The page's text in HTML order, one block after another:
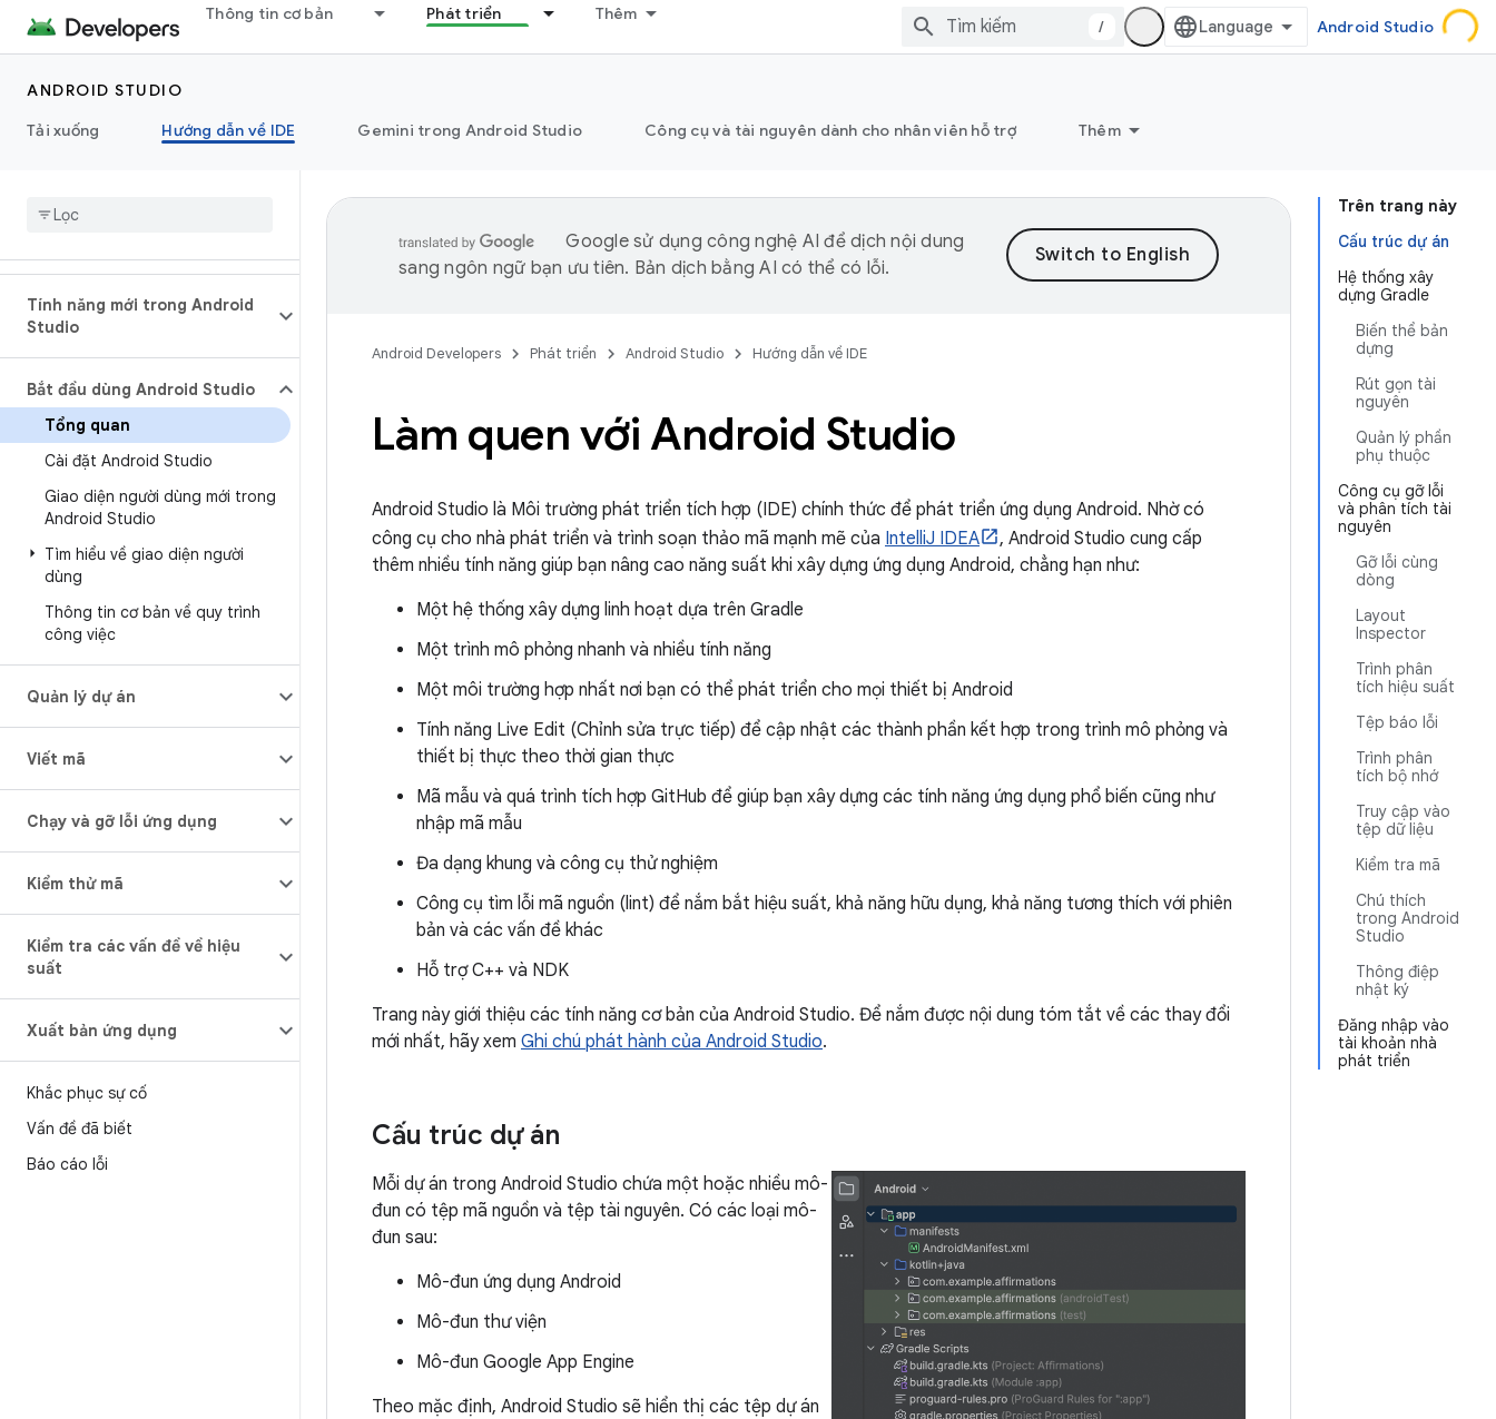
Thông tin cơ bản Phát triển Thêm
/ Android Studio
ANDROID STUDIO
Tải xuống
Hướng dẫn về IDE Gemini trong Android Studio Công cụ và tài nguyên dành cho nhân viên hỗ trợ Thêm
Tính năng mới trong Android
Studio
Bắt đầu dùng Android Studio
Tổng quan
Cài đặt Android Studio
Giao diện người dùng mới trong
Android Studio
Tìm hiểu về giao diện người
dùng
Thông tin cơ bản về quy trình
công việc
Quản lý dự án
Viết mã
Chạy và gỡ lỗi ứng dụng
Kiểm thử mã
Kiểm tra các vấn đề về hiệu
suất
Xuất bản ứng dụng
Khắc phục sự cố
Vấn đề đã biết
Báo cáo lỗi
Trên trang này
Cấu trúc dự án
Hệ thống xây
dựng Gradle
Biến thể bản
dựng
Rút gọn tài
nguyên
Quản lý phần
phụ thuộc
Công cụ gỡ lỗi
và phân tích tài
nguyên
Gỡ lỗi cùng
dòng
Layout
Inspector
Trình phân
tích hiệu suất
Tệp báo lỗi
Trình phân
tích bộ nhớ
Truy cập vào
tệp dữ liệu
Kiểm tra mã
Chú thích
trong Android
Studio
Thông điệp
nhật ký
Đăng nhập vào
tài khoản nhà
phát triển
Google sử dụng công nghệ AI để dịch nội dung
sang ngôn ngữ bạn ưu tiên. Bản dịch bằng AI có thể có lỗi.
Android Developers Phát triển Android Studio Hướng dẫn về IDE
Làm quen với Android Studio
Android Studio là Môi trường phát triển tích hợp (IDE) chính thức để phát triển ứng dụng Android. Nhờ có
công cụ cho nhà phát triển và trình soạn thảo mã mạnh mẽ của IntelliJ IDEA
, Android Studio cung cấp
thêm nhiều tính năng giúp bạn nâng cao năng suất khi xây dựng ứng dụng Android, chẳng hạn như:
Một hệ thống xây dựng linh hoạt dựa trên Gradle
Một trình mô phỏng nhanh và nhiều tính năng
Một môi trường hợp nhất nơi bạn có thể phát triển cho mọi thiết bị Android
Tính năng Live Edit (Chỉnh sửa trực tiếp) để cập nhật các thành phần kết hợp trong trình mô phỏng và
thiết bị thực theo thời gian thực
Mã mẫu và quá trình tích hợp GitHub để giúp bạn xây dựng các tính năng ứng dụng phổ biến cũng như
nhập mã mẫu
Đa dạng khung và công cụ thử nghiệm
Công cụ tìm lỗi mã nguồn (lint) để nắm bắt hiệu suất, khả năng hữu dụng, khả năng tương thích với phiên
bản và các vấn đề khác
Hỗ trợ C++ và NDK
Trang này giới thiệu các tính năng cơ bản của Android Studio. Để nắm được nội dung tóm tắt về các thay đổi
mới nhất, hãy xem Ghi chú phát hành của Android Studio.
Cấu trúc dự án
Mỗi dự án trong Android Studio chứa một hoặc nhiều mô-
đun có tệp mã nguồn và tệp tài nguyên. Có các loại mô-
đun sau:
Mô-đun ứng dụng Android
Mô-đun thư viện
Mô-đun Google App Engine
Theo mặc định, Android Studio sẽ hiển thị các tệp dự án